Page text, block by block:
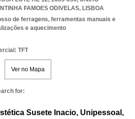
FAMOES ODIVELAS, LISBOA
de ferragens, ferramentas manuais e
e aquecimento
TFT
Ver no Mapa
for:
Susete Inacio, Unipessoal,